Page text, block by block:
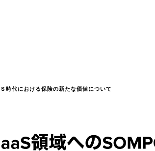
Ｓ時代における保険の新たな価値について​